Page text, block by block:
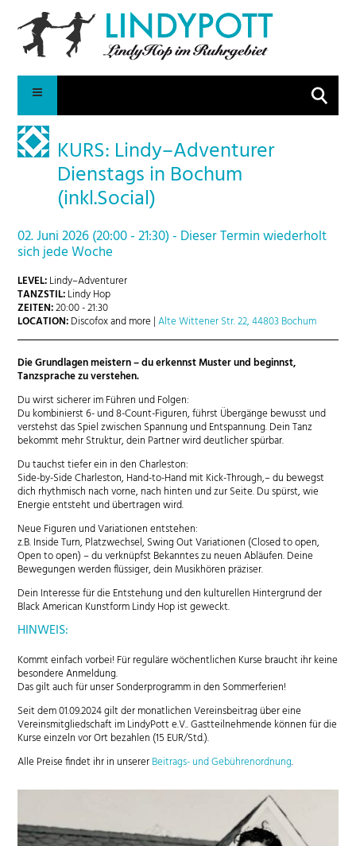
Suche
KURS: Lindy–Adventurer
Dienstags in Bochum
(inkl.Social)
02. Juni 2026 (20:00 - 21:30) - Dieser Termin wiederholt
sich jede Woche
LEVEL:Lindy–Adventurer
TANZSTIL:Lindy Hop
ZEITEN:20:00 - 21:30
LOCATION:Discofox and more |Alte Wittener Str. 22, 44803 Bochum
Die Grundlagen meistern – du erkennst Muster und beginnst,
Tanzsprache zu verstehen.
Du wirst sicherer im Führen und Folgen:
Du kombinierst 6- und 8-Count-Figuren, führst Übergänge bewusst und
verstehst das Spiel zwischen Spannung und Entspannung. Dein Tanz
bekommt mehr Struktur, dein Partner wird deutlicher spürbar.
Du tauchst tiefer ein in den Charleston:
Side-by-Side Charleston, Hand-to-Hand mit Kick-Through,– du bewegst
dich rhythmisch nach vorne, nach hinten und zur Seite. Du spürst, wie
Energie entsteht und übertragen wird.
Neue Figuren und Variationen entstehen:
z.B. Inside Turn, Platzwechsel, Swing Out Variationen (Closed to open,
Open to open) – du verknüpfst Bekanntes zu neuen Abläufen. Deine
Bewegungen werden flüssiger, dein Musikhören präziser.
Dein Interesse für die Entstehung und den kulturellen Hintergrund der
Black American Kunstform Lindy Hop ist geweckt.
HINWEIS:
Kommt einfach vorbei! Für reguläre wöchentlichen Kurse braucht ihr keine
besondere Anmeldung.
Das gilt auch für unser Sonderprogramm in den Sommerferien!
Seit dem 01.09.2024 gilt der monatlichen Vereinsbeitrag über eine
Vereinsmitgliedschaft im LindyPott e.V.. Gastteilnehmende können für die
Kurse einzeln vor Ort bezahlen (15 EUR/Std.).
Alle Preise findet ihr in unsererBeitrags- und Gebührenordnung.